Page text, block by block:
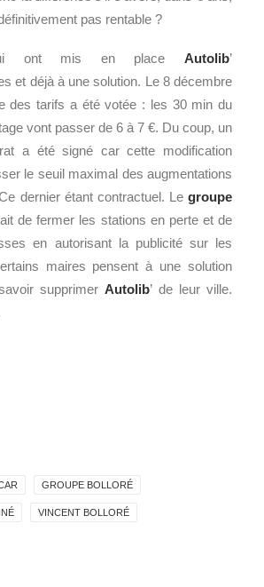
définitivement pas rentable ?
ont mis en place Autolib’
et déjà à une solution. Le 8 décembre
des tarifs a été votée : les 30 min du
vont passer de 6 à 7 €. Du coup, un
a été signé car cette modification
le seuil maximal des augmentations
dernier étant contractuel. Le groupe
de fermer les stations en perte et de
en autorisant la publicité sur les
maires pensent à une solution
supprimerAutolib’ de leur ville.
GROUPE BOLLORÉ
VINCENT BOLLORÉ